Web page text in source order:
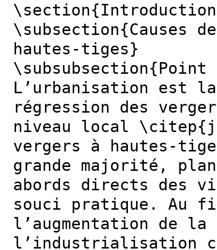
\subsection{Causes
hautes-tiges}
L’urbanisation est
régression des
niveau local
vergers à hautes-
grande majorité,
abords directs des
souci pratique. Au
l’augmentation de
l’industrialisation